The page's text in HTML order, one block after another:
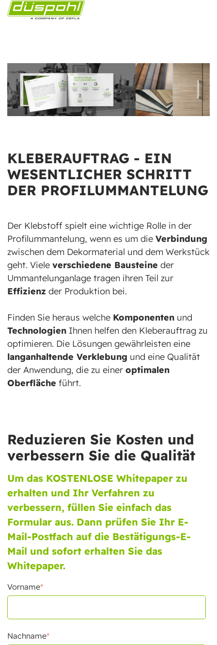
KLEBERAUFTRAG - EIN
WESENTLICHER SCHRITT
DER PROFILUMMANTELUNG
Der Klebstoff spielt eine wichtige Rolle in der
Profilummantelung, wenn es um die Verbindung
zwischen dem Dekormaterial und dem Werkstück
geht. Viele verschiedene Bausteine der
Ummantelunganlage tragen ihren Teil zur
Effizienz der Produktion bei.
Finden Sie heraus welche Komponenten und
Technologien Ihnen helfen den Kleberauftrag zu
optimieren. Die Lösungen gewährleisten eine
langanhaltende Verklebung und eine Qualität
der Anwendung, die zu einer optimalen
Oberfläche führt.
Reduzieren Sie Kosten und
verbessern Sie die Qualität
Um das KOSTENLOSE Whitepaper zu
erhalten und Ihr Verfahren zu
verbessern, füllen Sie einfach das
Formular aus. Dann prüfen Sie Ihr E-
Mail-Postfach auf die Bestätigungs-E-
Mail und sofort erhalten Sie das
Whitepaper.
Vorname*
Nachname*